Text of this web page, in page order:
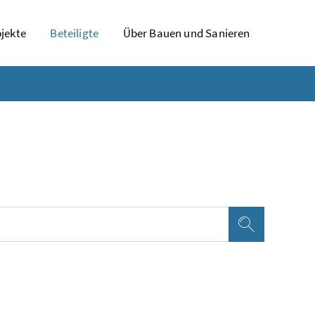
Beteiligte Über Bauen und Sanieren